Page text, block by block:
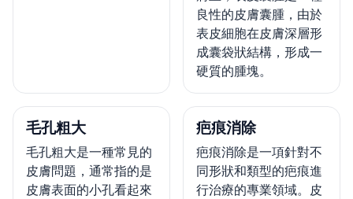
良性的皮膚囊腫，由於
表皮細胞在皮膚深層形
成囊袋狀結構，形成一
硬質的腫塊。
毛孔粗大
毛孔粗大是一種常見的
皮膚問題，通常指的是
皮膚表面的小孔看起來
疤痕消除
疤痕消除是一項針對不
同形狀和類型的疤痕進
行治療的專業領域。皮